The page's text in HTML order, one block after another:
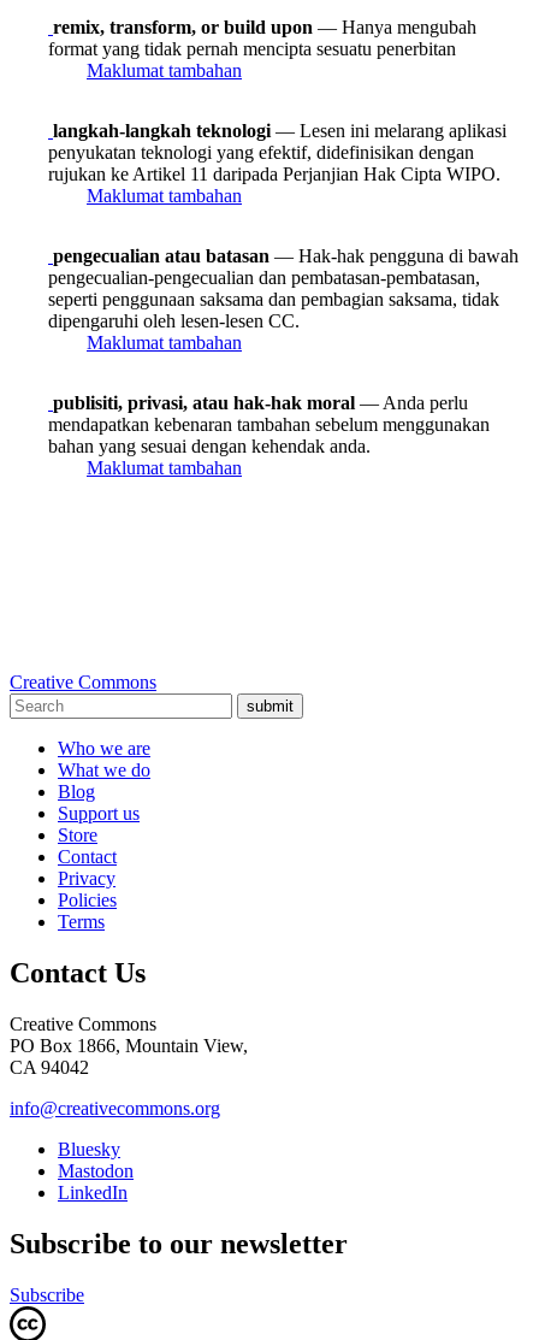
remix, transform, or build upon — Hanya mengubah
format yang tidak pernah mencipta sesuatu penerbitan
Maklumat tambahan
langkah-langkah teknologi — Lesen ini melarang aplikasi
penyukatan teknologi yang efektif, didefinisikan dengan
rujukan ke Artikel 11 daripada Perjanjian Hak Cipta WIPO.
Maklumat tambahan
pengecualian atau batasan — Hak-hak pengguna di bawah
pengecualian-pengecualian dan pembatasan-pembatasan,
seperti penggunaan saksama dan pembagian saksama, tidak
dipengaruhi oleh lesen-lesen CC.
Maklumat tambahan
publisiti, privasi, atau hak-hak moral — Anda perlu
mendapatkan kebenaran tambahan sebelum menggunakan
bahan yang sesuai dengan kehendak anda.
Maklumat tambahan
Creative Commons
submit
Who we are
What we do
Blog
Support us
Store
Contact
Privacy
Policies
Terms
Contact Us
Creative Commons
PO Box 1866, Mountain View,
CA 94042
info@creativecommons.org
Bluesky
Mastodon
LinkedIn
Subscribe to our newsletter
Subscribe